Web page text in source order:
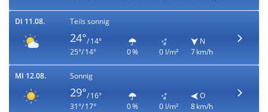
DI 11.08. Teils sonnig
24°/ 14°
25°/ 14°
0 % 0 l/m²
N
7 km/h
MI 12.08. Sonnig
29°/ 16°
31°/ 17°
0 % 0 l/m²
O
8 km/h